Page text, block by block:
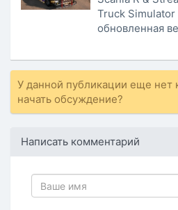
Truck
обновленная
У данной публикации еще нет
начать обсуждение?
Написать комментарий